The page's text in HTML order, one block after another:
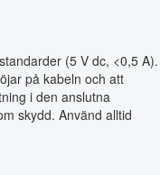
(5 V dc, <0,5 A).
på kabeln och att
i den anslutna
skydd. Använd alltid